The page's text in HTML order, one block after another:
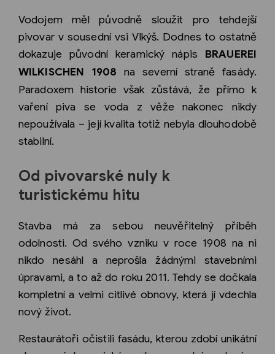
Vodojem měl původně sloužit pro tehdejší
pivovar v sousední vsi Vlkýš. Dodnes to ostatně
dokazuje původní keramický nápis BRAUEREI
WILKISCHEN 1908 na severní straně fasády.
Paradoxem historie však zůstává, že přímo k
vaření piva se voda z věže nakonec nikdy
nepoužívala – její kvalita totiž nebyla dlouhodobě
stabilní.
Od pivovarské nuly k
turistickému hitu
Stavba má za sebou neuvěřitelný příběh
odolnosti. Od svého vzniku v roce 1908 na ni
nikdo nesáhl a neprošla žádnými stavebními
úpravami, a to až do roku 2011. Tehdy se dočkala
kompletní a velmi citlivé obnovy, která jí vdechla
nový život.
Restaurátoři očistili fasádu, kterou zdobí unikátní